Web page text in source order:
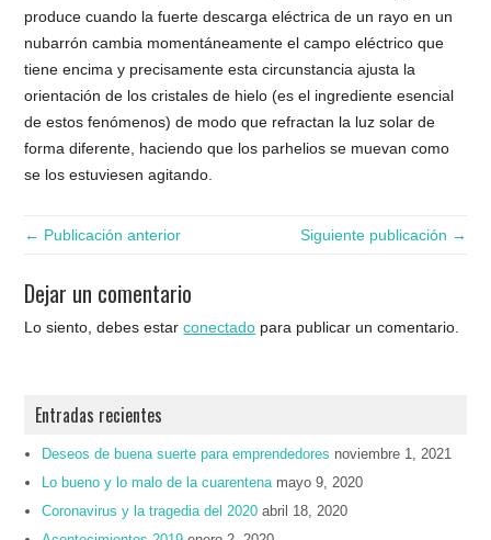
produce cuando la fuerte descarga eléctrica de un rayo en un
nubarrón cambia momentáneamente el campo eléctrico que
tiene encima y precisamente esta circunstancia ajusta la
orientación de los cristales de hielo (es el ingrediente esencial
de estos fenómenos) de modo que refractan la luz solar de
forma diferente, haciendo que los parhelios se muevan como
se los estuviesen agitando.
← Publicación anterior Siguiente publicación →
Dejar un comentario
Lo siento, debes estarconectado para publicar un comentario.
Entradas recientes
Deseos de buena suerte para emprendedores noviembre 1, 2021
Lo bueno y lo malo de la cuarentena mayo 9, 2020
Coronavirus y la tragedia del 2020 abril 18, 2020